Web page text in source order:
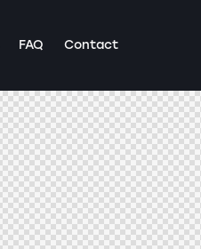
FAQ Contact